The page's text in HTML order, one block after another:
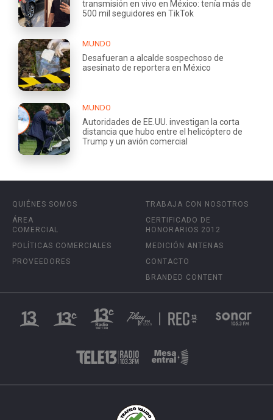
transmisión en vivo en México: tenía más de
500 mil seguidores en TikTok
MUNDO
Desafueran a alcalde sospechoso de
asesinato de reportera en México
MUNDO
Autoridades de EE.UU. investigan la corta
distancia que hubo entre el helicóptero de
Trump y un avión comercial
QUIÉNES SOMOS
ÁREA
COMERCIAL
POLÍTICAS COMERCIALES
PROVEEDORES
TRABAJA CON NOSOTROS
CERTIFICADO DE
HONORARIOS 2012
MEDICIÓN ANTENAS
CONTACTO
BRANDED CONTENT